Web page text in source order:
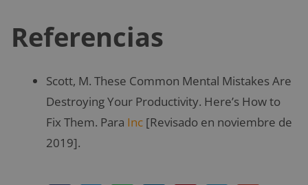
Referencias
Scott, M. These Common Mental Mistakes Are
Destroying Your Productivity. Here’s How to
Fix Them. Para Inc [Revisado en noviembre de
2019].